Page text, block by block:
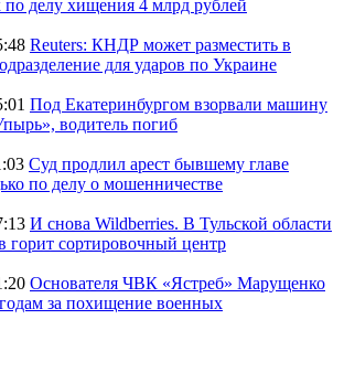
по делу хищения 4 млрд рублей
Reuters: КНДР может разместить в
для ударов по Украине
Под Екатеринбургом взорвали машину
водитель погиб
Суд продлил арест бывшему главе
по делу о мошенничестве
И снова Wildberries. В Тульской области
горит сортировочный центр
Основателя ЧВК «Ястреб» Марущенко
за похищение военных